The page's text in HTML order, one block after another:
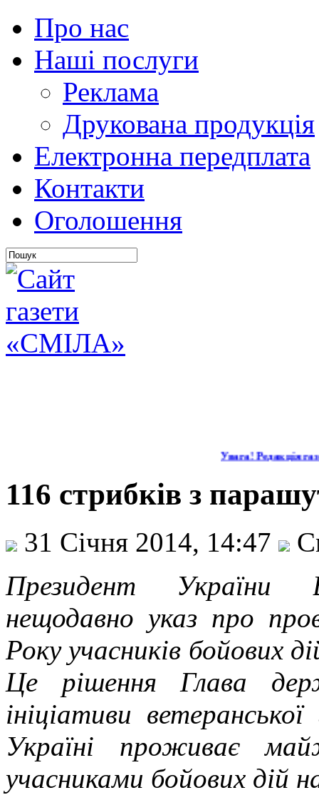
Про нас
Наші послуги
Реклама
Друкована продукція
Електронна передплата
Контакти
Оголошення
Увага! Редакція
116 стрибків з
31 Січня 2014, 14:47
Президент України
нещодавно указ про
Року учасників бойових
Це рішення Глава
ініціативи
Україні проживає
учасниками бойових дій